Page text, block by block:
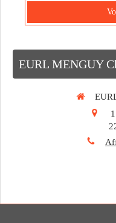
EURL MENGUY